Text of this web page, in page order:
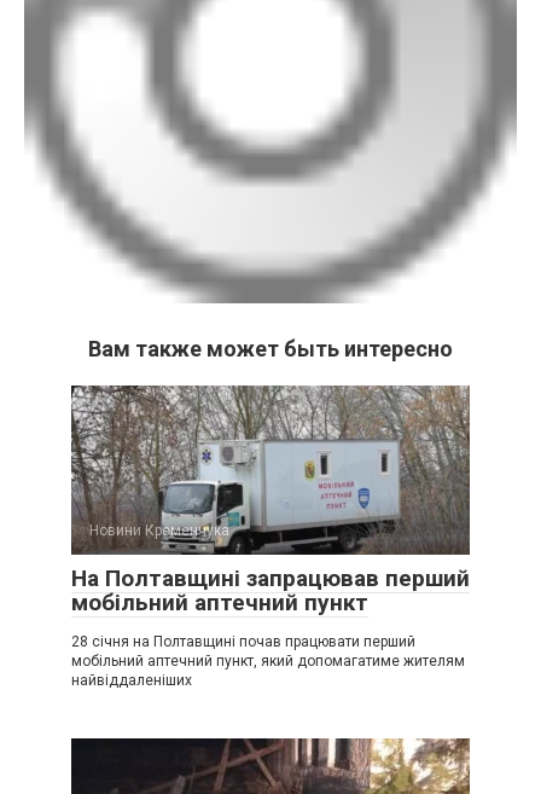
Вам также может быть интересно
Новини Кременчука
На Полтавщині запрацював перший
мобільний аптечний пункт
28 січня на Полтавщині почав працювати перший
мобільний аптечний пункт, який допомагатиме жителям
найвіддаленіших